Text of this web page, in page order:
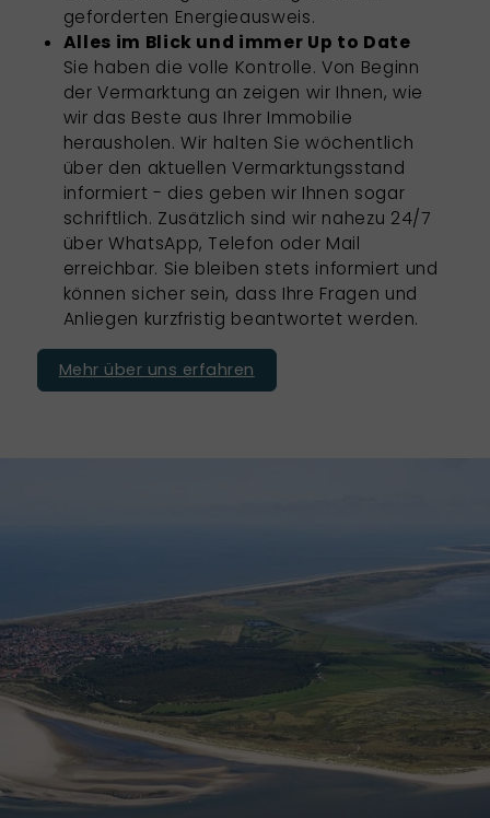
geforderten Energieausweis.
Alles im Blick und immer Up to Date
Sie haben die volle Kontrolle. Von Beginn
der Vermarktung an zeigen wir Ihnen, wie
wir das Beste aus Ihrer Immobilie
herausholen. Wir halten Sie wöchentlich
über den aktuellen Vermarktungsstand
informiert - dies geben wir Ihnen sogar
schriftlich. Zusätzlich sind wir nahezu 24/7
über WhatsApp, Telefon oder Mail
erreichbar. Sie bleiben stets informiert und
können sicher sein, dass Ihre Fragen und
Anliegen kurzfristig beantwortet werden.
Mehr über uns erfahren